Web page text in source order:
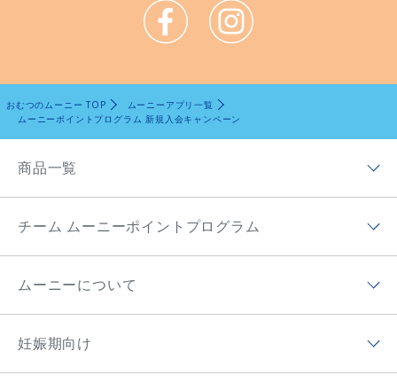
おむつのムーニー TOP
ムーニーアプリ一覧
ムーニーポイントプログラム 新規入会キャンペーン
商品一覧
ムーニーマン（パンツ）
オヤスミマン
チーム ムーニーポイントプログラム
ムーニーポイントについて
チーム ムーニーポイントプログラムサイト
ムーニーについて
ムーニーの歴史
妊娠期向け